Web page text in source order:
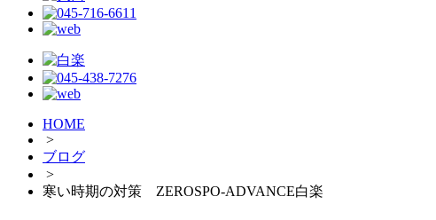
HOME
>
ブログ
>
寒い時期の対策 ZEROSPO‐ADVANCE白楽